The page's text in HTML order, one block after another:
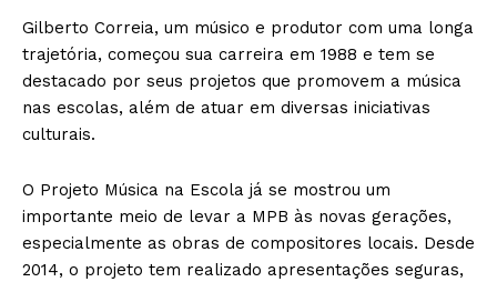
Gilberto Correia, um músico e produtor com uma longa
trajetória, começou sua carreira em 1988 e tem se
destacado por seus projetos que promovem a música
nas escolas, além de atuar em diversas iniciativas
culturais.
O Projeto Música na Escola já se mostrou um
importante meio de levar a MPB às novas gerações,
especialmente as obras de compositores locais. Desde
2014, o projeto tem realizado apresentações seguras,